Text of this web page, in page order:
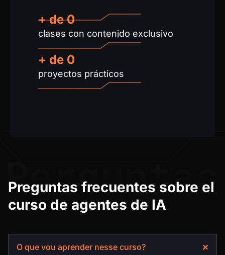
clases con contenido exclusivo
+ de 0
proyectos prácticos
+ de 0
Preguntas frecuentes sobre el
curso de agentes de IA
O que vou aprender nesse curso?